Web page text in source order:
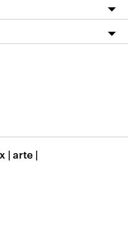
| arte |